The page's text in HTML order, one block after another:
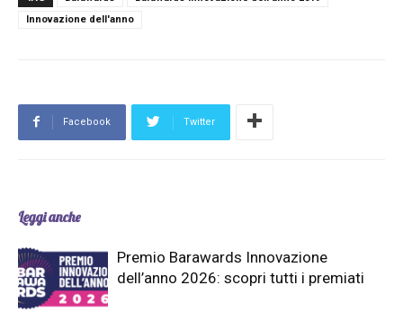
Innovazione dell'anno
Facebook Twitter
Leggi anche
Premio Barawards Innovazione
dell’anno 2026: scopri tutti i premiati